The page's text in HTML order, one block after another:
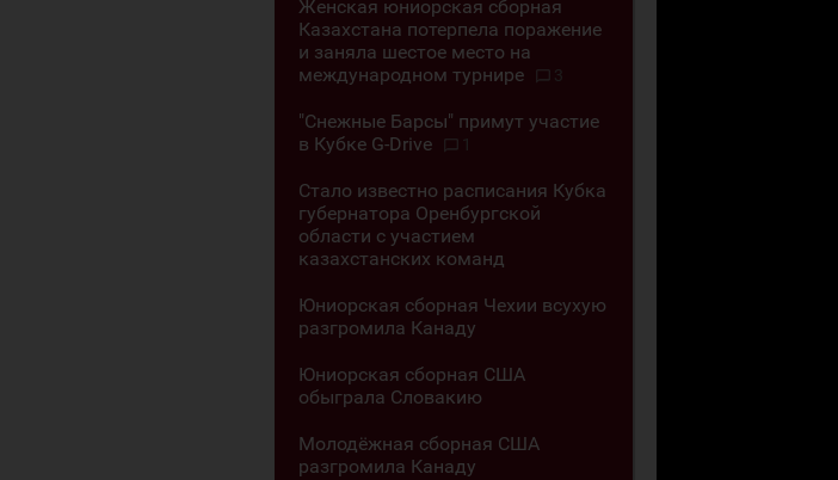
Женская юниорская сборная
Казахстана потерпела поражение
и заняла шестое место на
международном турнире
3
"Снежные Барсы" примут участие
в Кубке G-Drive
1
Стало известно расписания Кубка
губернатора Оренбургской
области с участием
казахстанских команд
Юниорская сборная Чехии всухую
разгромила Канаду
Юниорская сборная США
обыграла Словакию
Молодёжная сборная США
разгромила Канаду